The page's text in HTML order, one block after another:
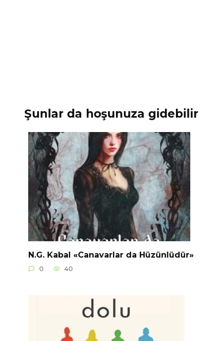
Şunlar da hoşunuza gidebilir
N.G. Kabal «Canavarlar da Hüzünlüdür»
0 40